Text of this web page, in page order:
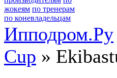
жокеям по тренерам
по коневладельцам
Ипподром.Ру
Cup »